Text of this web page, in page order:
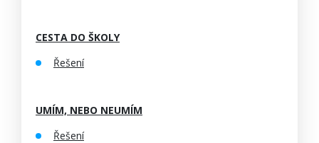
CESTA DO ŠKOLY
Řešení
UMÍM, NEBO NEUMÍM
Řešení